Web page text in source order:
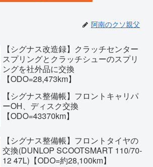
阿南のクソ親父
【シグナス改造録】クラッチセンター
スプリングとクラッチシューのスプリ
ングを社外品に交換
【ODO=28,473km】
【シグナス整備帳】フロントキャリパ
ーOH、ディスク交換
【ODO=43370km】
【シグナス整備帳】フロントタイヤの
交換(DUNLOP SCOOTSMART 110/70-
12 47L)【ODO=約28,100km】